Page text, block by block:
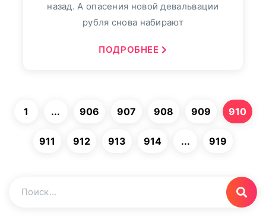
назад. А опасения новой девальвации
рубля снова набирают
ПОДРОБНЕЕ
1 ... 906 907 908 909 910
911 912 913 914 ... 919